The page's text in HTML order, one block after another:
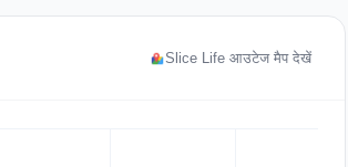
Slice Life आउटेज मैप देखें